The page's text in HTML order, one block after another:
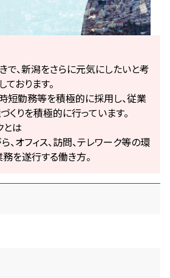
で、新潟をさらに元気にしたいと考
おります。
時短勤務等を積極的に採用し、従業
くりを積極的に行っています。
とは
オフィス、訪問、テレワーク等の環
を遂行する働き方。